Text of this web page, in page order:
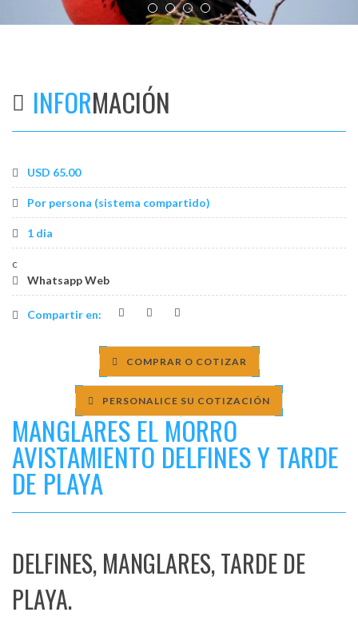
INFORMACIÓN
USD 65.00
Por persona (sistema compartido)
1 dia
c
Whatsapp Web
Compartir en:
COMPRAR O COTIZAR
PERSONALICE SU COTIZACIÓN
MANGLARES EL MORRO
AVISTAMIENTO DELFINES Y TARDE
DE PLAYA
DELFINES, MANGLARES, TARDE DE
PLAYA.